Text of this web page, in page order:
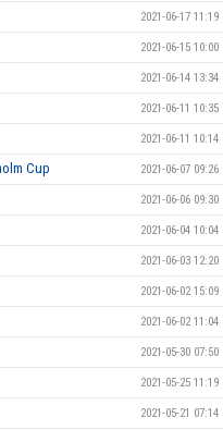
2021-06-17 11:19
2021-06-15 10:00
2021-06-14 13:34
2021-06-11 10:35
2021-06-11 10:14
Cup 2021-06-07 09:26
2021-06-06 09:30
2021-06-04 10:04
2021-06-03 12:20
2021-06-02 15:09
2021-06-02 11:04
2021-05-30 07:50
2021-05-25 11:19
2021-05-21 07:14